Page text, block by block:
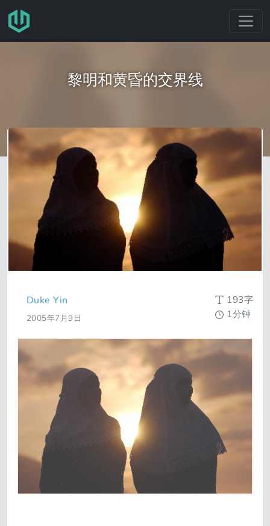
跳转至主要内容
黎明和黄昏的交界线
Duke Yin
2005年7月9日
193字
1分钟